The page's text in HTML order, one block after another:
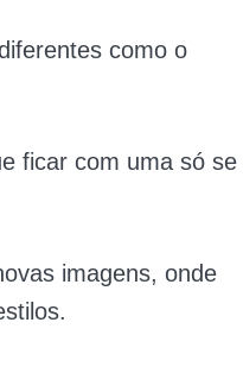
como o
ficar com uma só se
imagens, onde